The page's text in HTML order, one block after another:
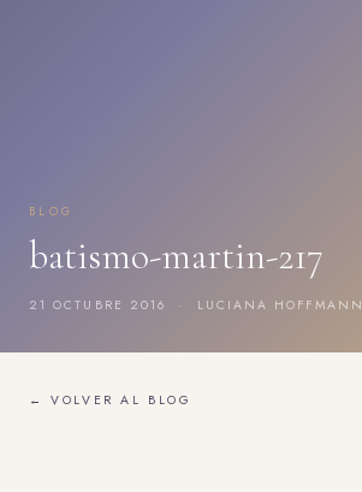
BLOG
batismo-martin-217
21 OCTUBRE 2016 · LUCIANA HOFFMANN
← VOLVER AL BLOG